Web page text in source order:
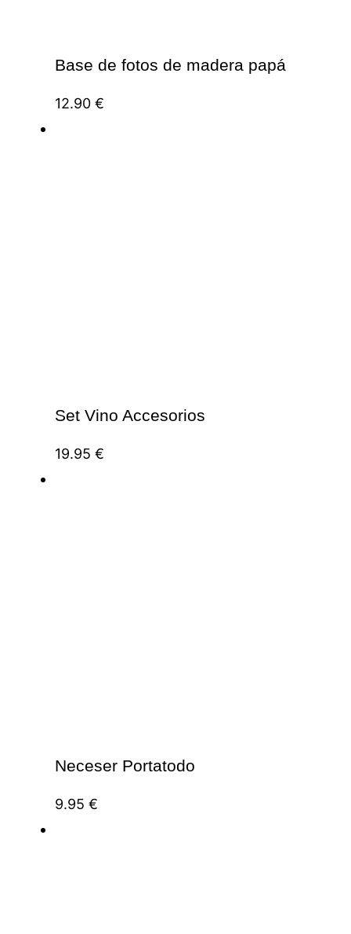
Base de fotos de madera papá
12.90 €
Set Vino Accesorios
19.95 €
Neceser Portatodo
9.95 €